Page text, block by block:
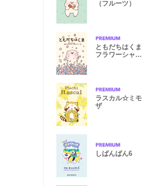
（フルーツ）
ともだちはくま
フラワーシャワ
ラスカル☆ミモ
ザ
しばんばん6